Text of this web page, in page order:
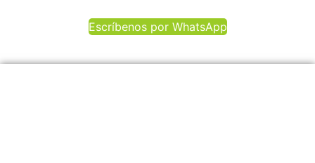
Escríbenos por WhatsApp